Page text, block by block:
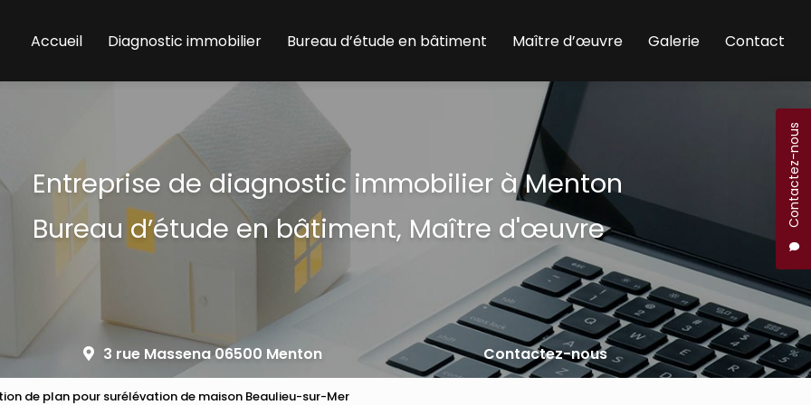
Contactez-nous
Accueil
Diagnostic immobilier Bureau d’étude en bâtiment Maître d’œuvre Galerie Contact
Entreprise de diagnostic immobilier à Menton
Bureau d’étude en bâtiment, Maître d'œuvre
3 rue Massena 06500 Menton Contactez-nous
de plan pour surélévation de maison Beaulieu-sur-Mer